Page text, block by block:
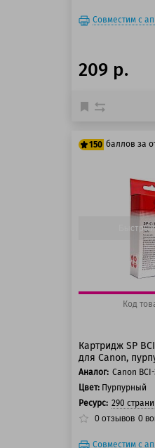
Совместим с
209 р.
150 баллов за
125 баллов
150 баллов
Код
Картридж SP
для Canon,
Аналог: Canon
Цвет: Пурпурный
Ресурс: 290
0 отзывов 0
Совместим с